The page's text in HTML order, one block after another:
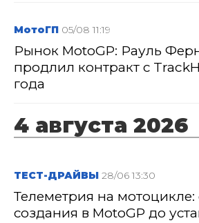
МотоГП 05/08 11:19
Рынок MotoGP: Рауль
продлил контракт с
года
4 августа 2026
ТЕСТ-ДРАЙВЫ 28/06 13:30
Телеметрия на мотоцикле:
создания в MotoGP до